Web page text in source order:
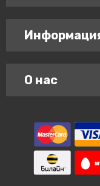
О нас